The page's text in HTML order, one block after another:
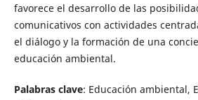
favorece el desarrollo de las
comunicativos con actividades
el diálogo y la formación de una
educación ambiental.
Palabras clave: Educación ambiental,